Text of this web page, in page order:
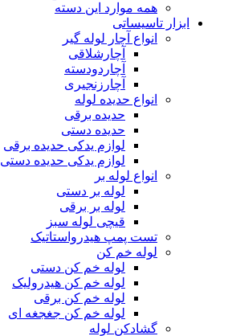
همه موارد این دسته
ابزار تاسیساتی
انواع آچار لوله گیر
آچارشلاقی
آچاردودسته
آچارزنجیری
انواع حدیده لوله
حدیده برقی
حدیده دستی
لوازم یدکی حدیده برقی
لوازم یدکی حدیده دستی
انواع لوله بر
لوله بر دستی
لوله بر برقی
قیچی لوله سبز
تست پمپ هیدرواستاتیک
لوله خم کن
لوله خم کن دستی
لوله خم کن هیدرولیک
لوله خم کن برقی
لوله خم کن جغجغه ای
گشادکن لوله